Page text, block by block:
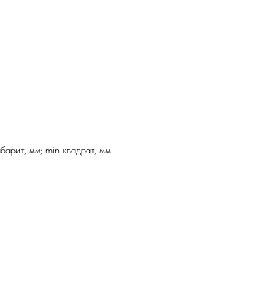
мм; min квадрат, мм